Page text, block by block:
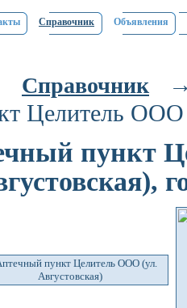
Справочник Объявления
Справочник
Целитель ООО
пункт